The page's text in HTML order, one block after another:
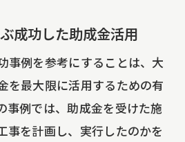
活用した狛江市での大規模
前提とした修繕計画の立て
る助成金申請の具体的プロ
成功した助成金活用
事例を参考にすることは、大
を最大限に活用するための有
事例では、助成金を受けた施
事を計画し、実行したのかを